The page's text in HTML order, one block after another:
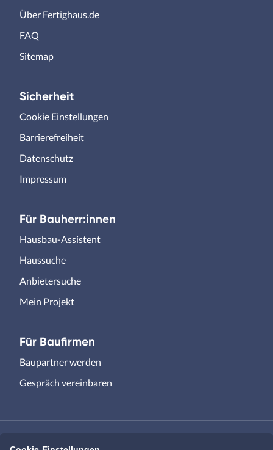
Über Fertighaus.de
FAQ
Sitemap
Sicherheit
Cookie Einstellungen
Barrierefreiheit
Datenschutz
Impressum
Für Bauherr:innen
Hausbau-Assistent
Haussuche
Anbietersuche
Mein Projekt
Für Baufirmen
Baupartner werden
Gespräch vereinbaren